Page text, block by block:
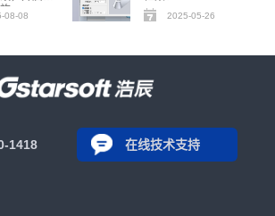
08-08 2025-05-26
1418 在线技术支持